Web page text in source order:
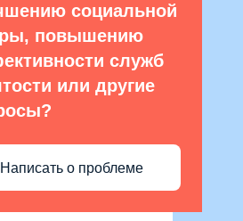
социальной
повышению
служб
или другие
Написать о проблеме